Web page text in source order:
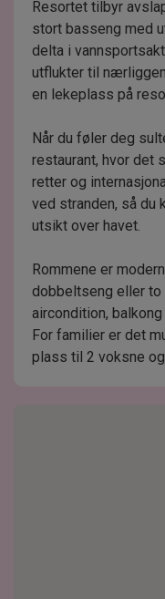
Resortet tilbyr
stort basseng med
delta i
utflukter til
en lekeplass på
Når du føler deg
restaurant, hvor det
retter og
ved stranden, så du
utsikt over havet.
Rommene er
dobbeltseng eller to
aircondition,
For familier er det
plass til 2 voksne og